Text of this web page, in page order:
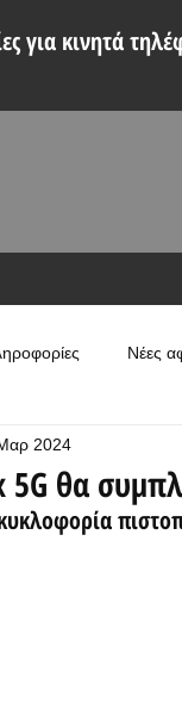
για κινητά
Νέες
5G θα
2024